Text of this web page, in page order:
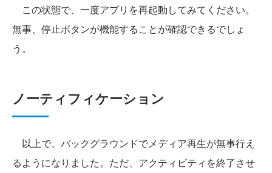
この状態で、一度アプリを再起動してみてください。
無事、停止ボタンが機能することが確認できるでしょ
う。
ノーティフィケーション
以上で、バックグラウンドでメディア再生が無事行え
るようになりました。ただ、アクティビティを終了させ